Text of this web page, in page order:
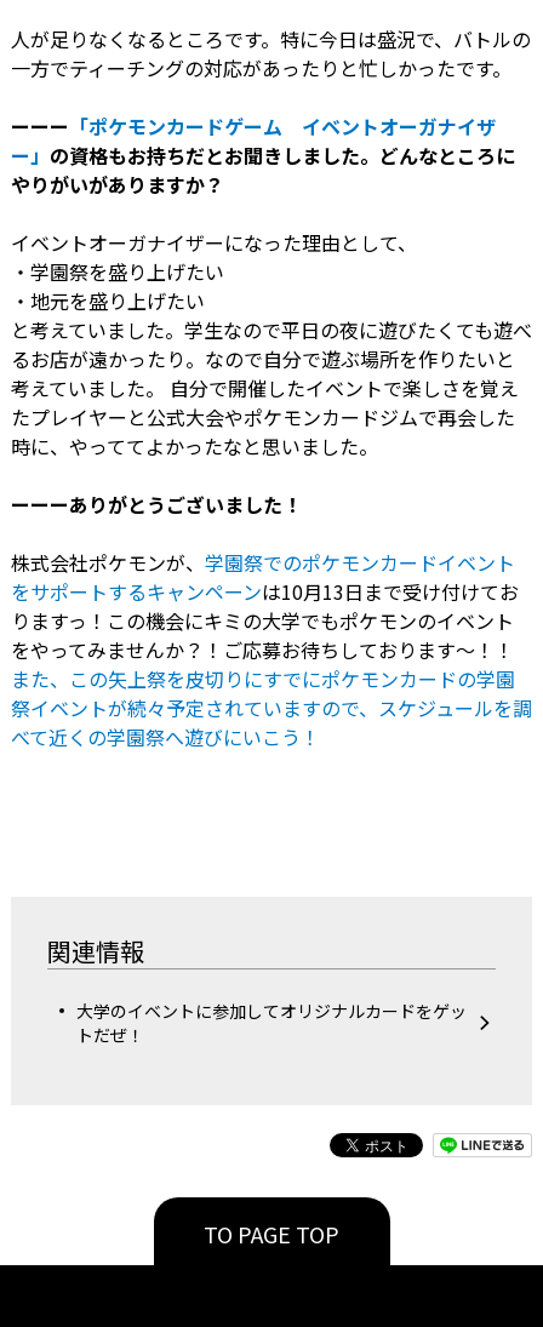
人が足りなくなるところです。特に今日は盛況で、バトルの
一方でティーチングの対応があったりと忙しかったです。
ーーー 「ポケモンカードゲーム イベントオーガナイザ
ー」 の資格もお持ちだとお聞きしました。どんなところに
やりがいがありますか？
イベントオーガナイザーになった理由として、
・学園祭を盛り上げたい
・地元を盛り上げたい
と考えていました。学生なので平日の夜に遊びたくても遊べ
るお店が遠かったり。なので自分で遊ぶ場所を作りたいと
考えていました。 自分で開催したイベントで楽しさを覚え
たプレイヤーと公式大会やポケモンカードジムで再会した
時に、やっててよかったなと思いました。
ーーーありがとうございました！
株式会社ポケモンが、 学園祭でのポケモンカードイベント
をサポートするキャンペーンは10月13日まで受け付けてお
りますっ！この機会にキミの大学でもポケモンのイベント
をやってみませんか？！ご応募お待ちしております〜！！
また、この矢上祭を皮切りにすでにポケモンカードの学園
祭イベントが続々予定されていますので、スケジュールを調
べて近くの学園祭へ遊びにいこう！
関連情報
大学のイベントに参加してオリジナルカードをゲッ
トだぜ！
TO PAGE TOP